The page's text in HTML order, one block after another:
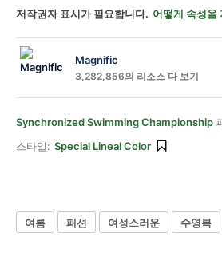
저작권자 표시가 필요합니다. 어떻게 속성을
Magnific
3,282,856의 리소스 다 보기
Synchronized Swimming Championship
스타일: Special Lineal Color
여름 패션 여성스러운 수영복